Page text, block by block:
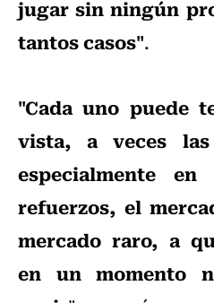
jugar sin ningún
tantos casos".
"Cada uno puede
vista, a veces
especialmente
refuerzos, el
mercado raro, a
en un momento